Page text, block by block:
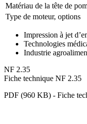
Matériau de la tête de
Type de moteur, options
Impression à jet
Technologies
Industrie
NF 2.35
Fiche technique NF 2.35
PDF (960 KB) - Fiche